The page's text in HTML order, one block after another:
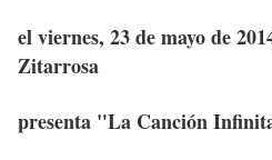
el viernes, 23 de mayo de
Zitarrosa
presenta "La Canción